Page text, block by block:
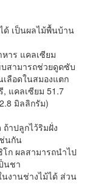
ด้ เป็นผลไม้พื้นบ้าน
าร แคลเซียม
สามารถช่วยดูดซับ
เลือดในสมองแตก
แคลเซียม 51.7
มิลลิกรัม)
าปลูกไว้ริมฝั่ง
นกัน
ก ผลสามารถนำไป
นชา
งานช่างไม้ได้ ส่วน